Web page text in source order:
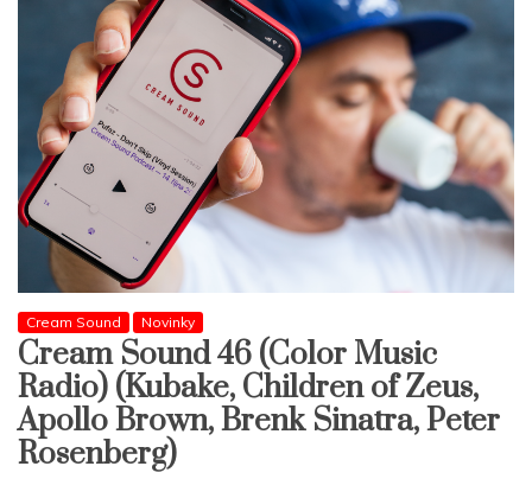
Cream Sound Novinky
Cream Sound 46 (Color Music
Radio) (Kubake, Children of Zeus,
Apollo Brown, Brenk Sinatra, Peter
Rosenberg)